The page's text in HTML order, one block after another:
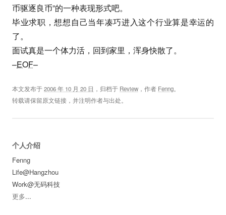
币驱逐良币”的一种表现形式吧。
毕业求职，想想自己当年凑巧进入这个行业算是幸运的
了。
面试真是一个体力活，回到家里，浑身快散了。
–EOF–
本文发布于2006 年 10 月 20 日 ，归档于 Review ，作者 Fenng。
转载请保留原文链接，并注明作者与出处。
个人介绍
Fenng
Life@Hangzhou
Work@无码科技
更多...